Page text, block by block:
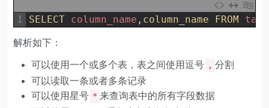
1 SELECT column_name , column_name FROM
解析如下：
可以使用一个或多个表，表之间使用逗号 , 分割
可以读取一条或者多条记录
可以使用星号 * 来查询表中的所有字段数据